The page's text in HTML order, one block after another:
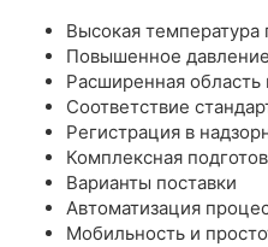
Высокая температура
Повышенное
Расширенная
Соответствие
Регистрация в
Комплексная
Варианты поставки
Автоматизация
Мобильность и